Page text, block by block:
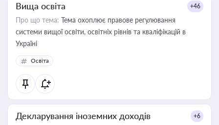
Вища освіта +46
Про що тема: Тема охоплює правове регулювання
системи вищої освіти, освітніх рівнів та кваліфікацій в
Україні
Освіта
Декларування іноземних доходів +6